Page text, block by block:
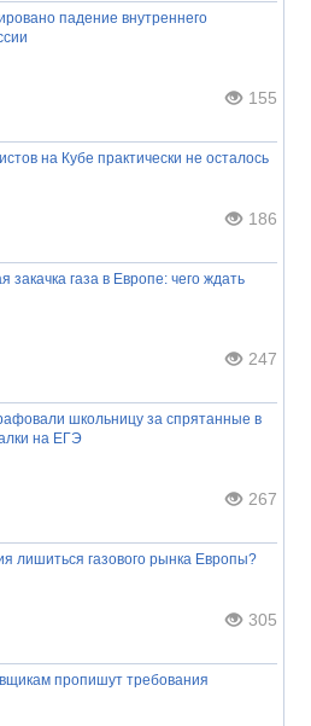
падение внутреннего
155
на Кубе практически не осталось
186
закачка газа в Европе: чего ждать
247
школьницу за спрятанные в
на ЕГЭ
267
лишиться газового рынка Европы?
305
пропишут требования